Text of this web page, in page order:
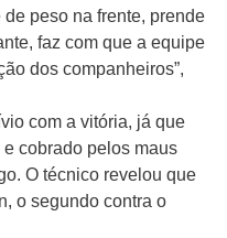
peso na frente, prende
faz com que a equipe
dos companheiros”,
com a vitória, já que
cobrado pelos maus
O técnico revelou que
o segundo contra o